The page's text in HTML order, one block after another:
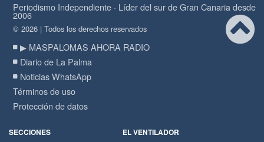
Periodismo Independiente · Líder del sur de Gran Canaria desde
2006
© 2026 | Todos los derechos reservados
▶ MASPALOMAS AHORA RADIO
Diario de La Palma
Noticias WhatsApp
Términos de uso
Protección de datos
SECCIONES
EL VENTILADOR